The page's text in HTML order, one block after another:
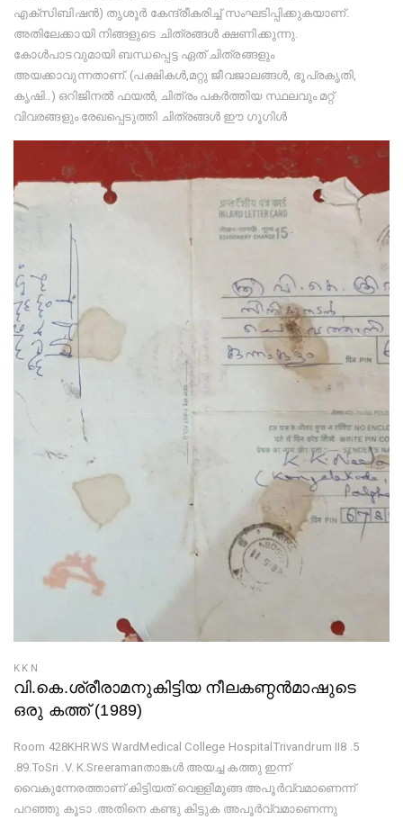
എക്‌സിബിഷൻ) തൃശൂർ കേന്ദ്രീകരിച്ച് സംഘടിപ്പിക്കുകയാണ്.
അതിലേക്കായി നിങ്ങളുടെ ചിത്രങ്ങൾ ക്ഷണിക്കുന്നു.
കോൾപാടവുമായി ബന്ധപ്പെട്ട ഏത് ചിത്രങ്ങളും
അയക്കാവുന്നതാണ്. (പക്ഷികൾ,മറ്റു ജീവജാലങ്ങൾ, ഭൂപ്രകൃതി,
കൃഷി..) ഒറിജിനൽ ഫയൽ, ചിത്രം പകർത്തിയ സ്ഥലവും മറ്റ്
വിവരങ്ങളും രേഖപ്പെടുത്തി ചിത്രങ്ങൾ ഈ ഗൂഗിൾ
KKN
വി.കെ.ശ്രീരാമനുകിട്ടിയ നീലകണ്ഠൻമാഷുടെ
ഒരു കത്ത് (1989)
Room 428KHRWS WardMedical College HospitalTrivandrum II8 .5
.89.ToSri .V. K.Sreeramanതാങ്കൾ അയച്ച കത്തു ഇന്ന്
വൈകുന്നേരത്താണ് കിട്ടിയത്.വെള്ളിമൂങ്ങ അപൂർവ്വമാണെന്ന്
പറഞ്ഞു കൂടാ .അതിനെ കണ്ടു കിട്ടുക അപൂർവ്വമാണെന്നു